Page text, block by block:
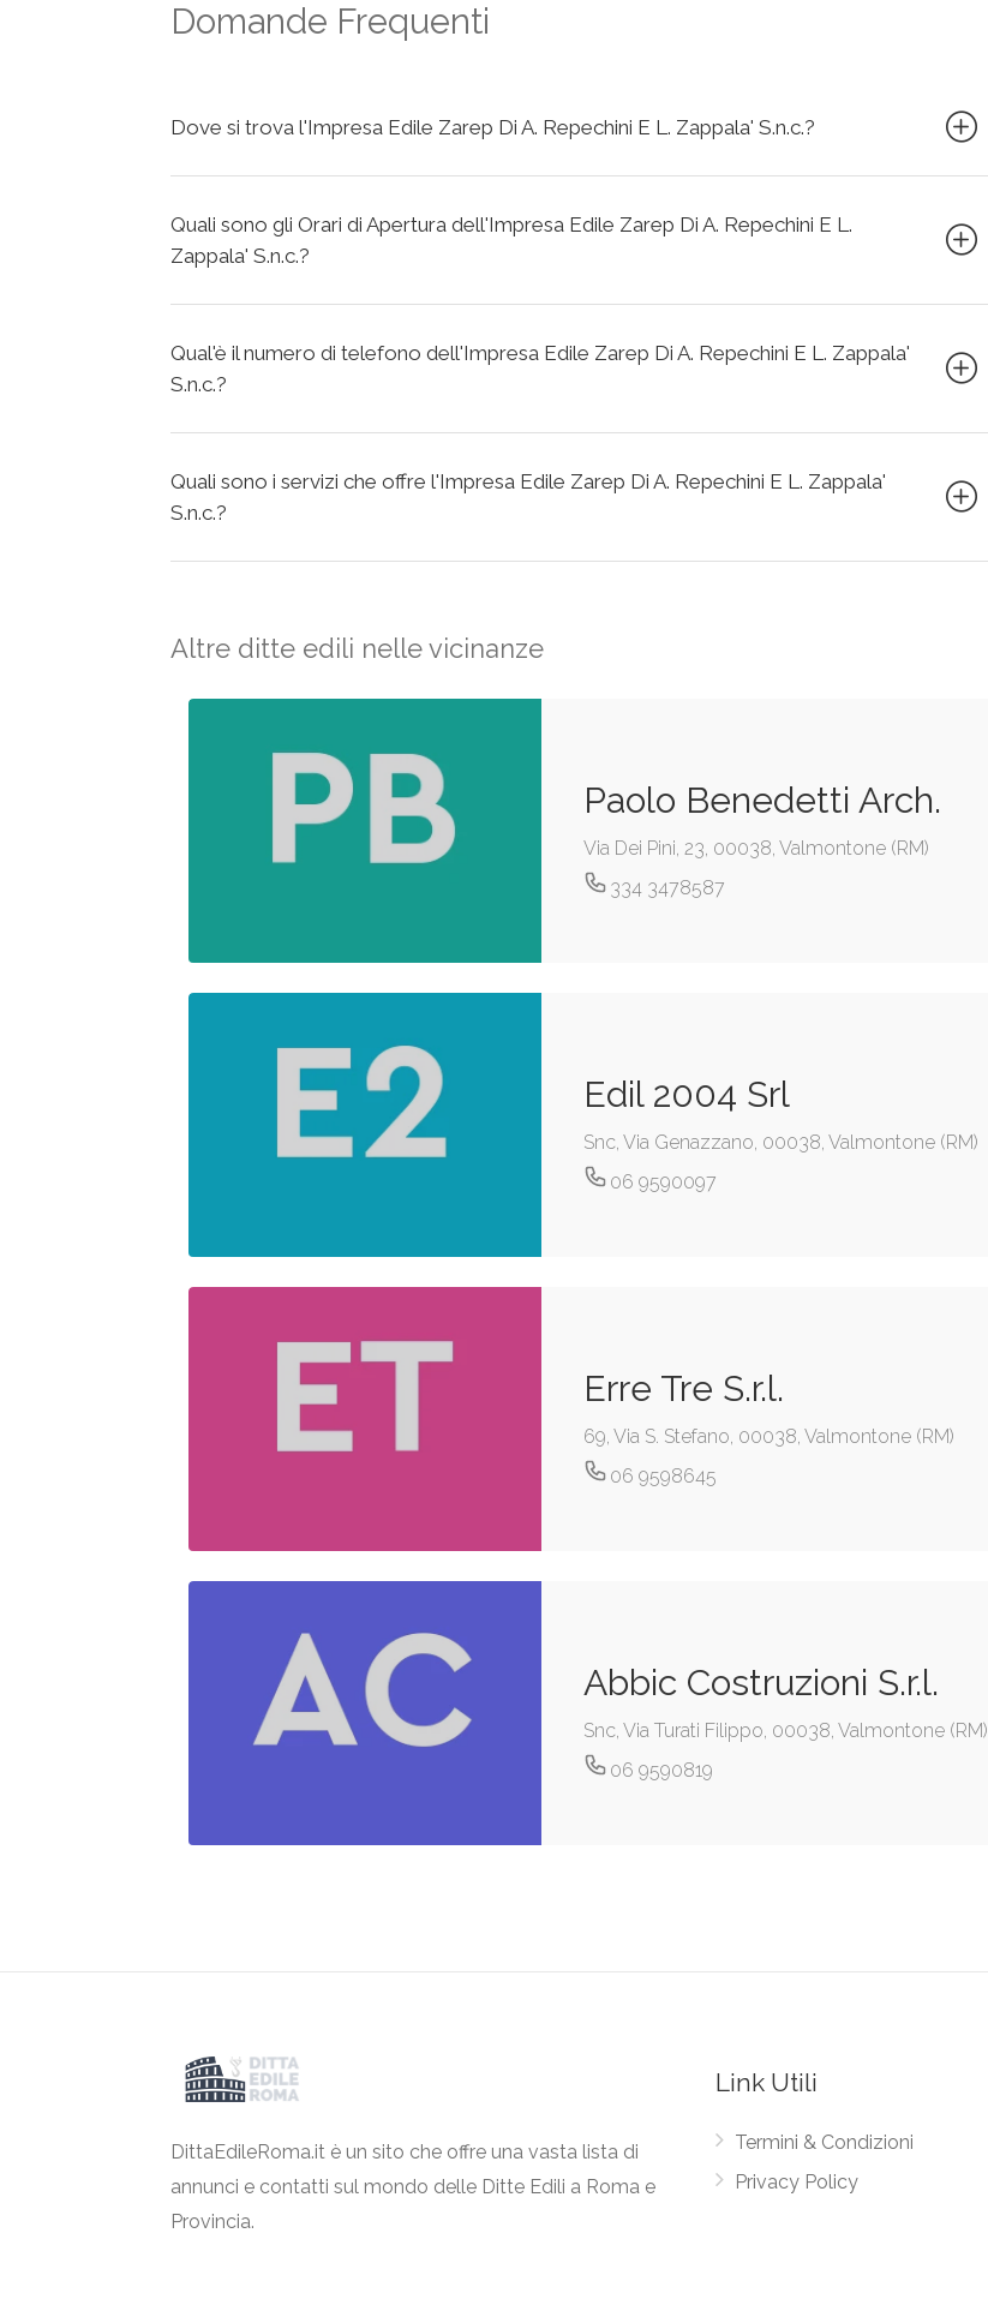
Domande Frequenti
Dove si trova l'Impresa Edile Zarep Di A. Repechini E L. Zappala' S.n.c.?
Quali sono gli Orari di Apertura dell'Impresa Edile Zarep Di A. Repechini E L.
Zappala' S.n.c.?
Qual'è il numero di telefono dell'Impresa Edile Zarep Di A. Repechini E L. Zappala'
S.n.c.?
Quali sono i servizi che offre l'Impresa Edile Zarep Di A. Repechini E L. Zappala'
S.n.c.?
Altre ditte edili nelle vicinanze
Paolo Benedetti Arch.
Via Dei Pini, 23, 00038, Valmontone (RM)
334 3478587
Edil 2004 Srl
Snc, Via Genazzano, 00038, Valmontone (RM)
06 9590097
Erre Tre S.r.l.
69, Via S. Stefano, 00038, Valmontone (RM)
06 9598645
Abbic Costruzioni S.r.l.
Snc, Via Turati Filippo, 00038, Valmontone (RM)
06 9590819
DittaEdileRoma.it è un sito che offre una vasta lista di
annunci e contatti sul mondo delle Ditte Edili a Roma e
Provincia.
Link Utili
Termini & Condizioni
Privacy Policy